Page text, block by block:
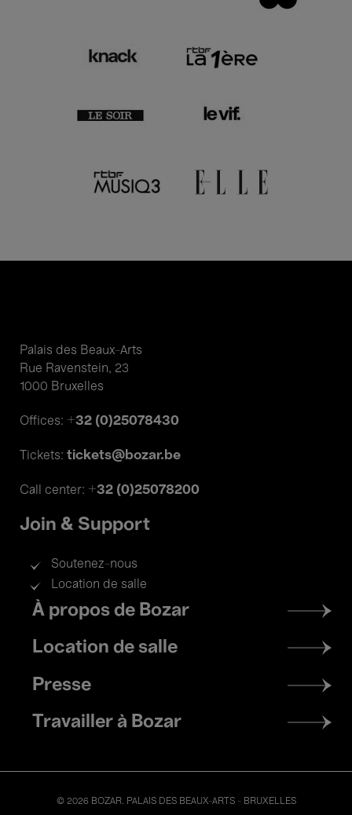
Palais des Beaux-Arts
Rue Ravenstein, 23
1000 Bruxelles
Offices: +32 (0)25078430
Tickets: tickets@bozar.be
Call center: +32 (0)25078200
Join & Support
Soutenez-nous
Location de salle
Footer
menu
À propos de Bozar
Location de salle
Presse
Travailler à Bozar
© 2026 BOZAR. PALAIS DES BEAUX-ARTS - BRUXELLES